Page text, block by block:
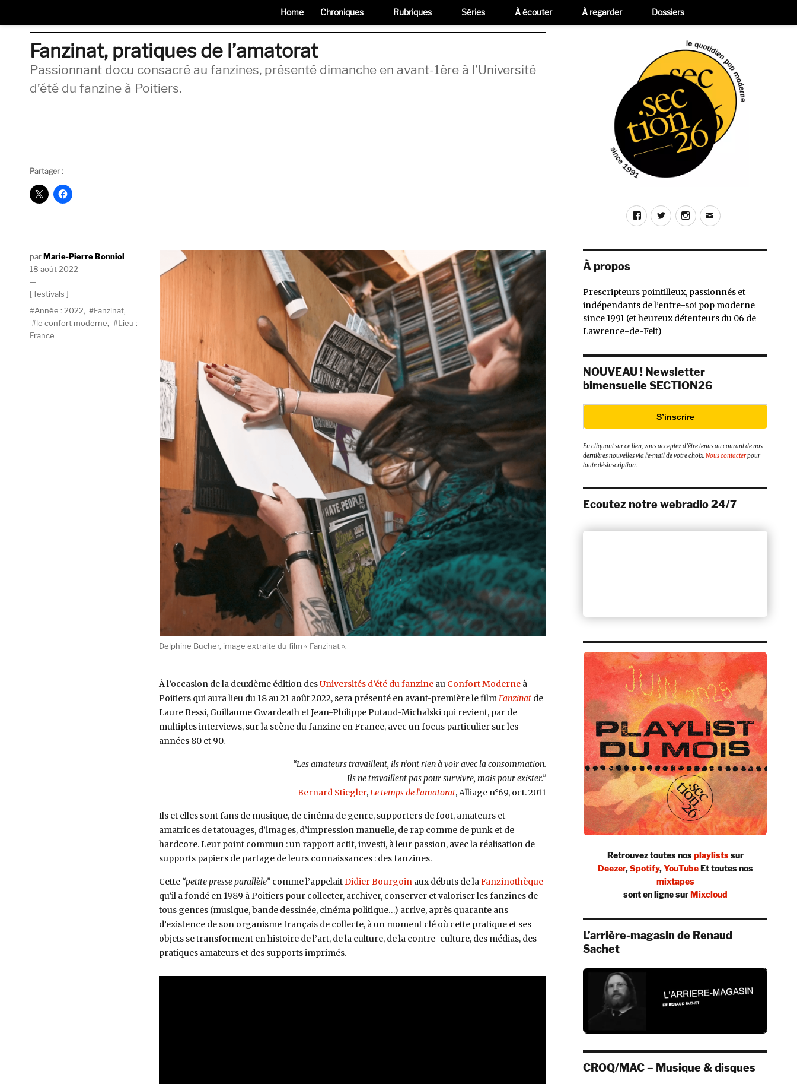
Fanzinat, pratiques de l’amatorat
Passionnant docu consacré au fanzines, présenté dimanche en avant-1ère à l’Université
d’été du fanzine à Poitiers.
Partager :
Delphine Bucher, image extraite du film « Fanzinat ».
À l’occasion de la deuxième édition desUniversités d’été du fanzineau Confort Moderneà
Poitiers qui aura lieu du 18 au 21 août 2022, sera présenté en avant-première le filmFanzinat de
Laure Bessi, Guillaume Gwardeath et Jean-Philippe Putaud-Michalski qui revient, par de
multiples interviews, sur la scène du fanzine en France, avec un focus particulier sur les
années 80 et 90.
“Les amateurs travaillent, ils n’ont rien à voir avec la consommation.
Ils ne travaillent pas pour survivre, mais pour exister.”
Bernard Stiegler,Le temps de l’amatorat, Alliage n°69, oct. 2011
Ils et elles sont fans de musique, de cinéma de genre, supporters de foot, amateurs et
amatrices de tatouages, d’images, d’impression manuelle, de rap comme de punk et de
hardcore. Leur point commun : un rapport actif, investi, à leur passion, avec la réalisation de
supports papiers de partage de leurs connaissances : des fanzines.
Cette“petite presse parallèle” comme l’appelaitDidier Bourgoinaux débuts de laFanzinothèque
qu’il a fondé en 1989 à Poitiers pour collecter, archiver, conserver et valoriser les fanzines de
tous genres (musique, bande dessinée, cinéma politique…) arrive, après quarante ans
d’existence de son organisme français de collecte, à un moment clé où cette pratique et ses
objets se transforment en histoire de l’art, de la culture, de la contre-culture, des médias, des
pratiques amateurs et des supports imprimés.
AuteurMarie-Pierre Bonniol
Publié
le
18 août 2022
Catégories
festivals
Étiquettes
Année : 2022 Fanzinat
le confort moderne
Lieu :
France
FacebookTwitterInstagram
E-
À propos
Prescripteurs pointilleux, passionnés et
indépendants de l’entre-soi pop moderne
since 1991 (et heureux détenteurs du 06 de
Lawrence-de-Felt)
NOUVEAU ! Newsletter
bimensuelle SECTION26
S’inscrire
En cliquant sur ce lien, vous acceptez d’être tenus au courant de nos
dernières nouvelles via l’e-mail de votre choix.Nous contacterpour
toute désinscription.
Ecoutez notre webradio 24/7
Retrouvez toutes nosplaylistssur
Deezer,Spotify,YouTubeEt toutes nos
mixtapes
sont en ligne surMixcloud
L’arrière-magasin de Renaud
Sachet
CROQ/MAC – Musique & disques
Home Chroniques Rubriques Séries À écouter À regarder Dossiers